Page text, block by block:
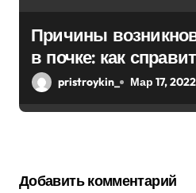
Причины
в почке: как
болезнью
pristroykin_ Мар 17, 2022
Добавить комментарий